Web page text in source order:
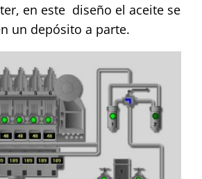
en este diseño el aceite se
un depósito a parte.